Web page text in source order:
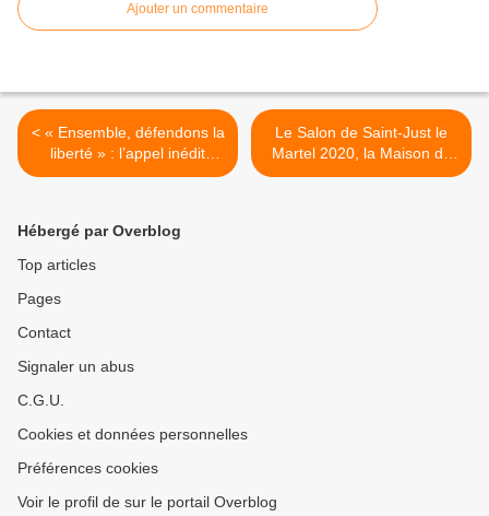
Ajouter un commentaire
< « Ensemble, défendons la
liberté » : l’appel inédit
d’une centaine de médias
Le Salon de Saint-Just le
Martel 2020, la Maison du
dessin de presse... :
Hébergé par Overblog
Top articles
Pages
Contact
Signaler un abus
C.G.U.
Cookies et données personnelles
Préférences cookies
Voir le profil de sur le portail Overblog